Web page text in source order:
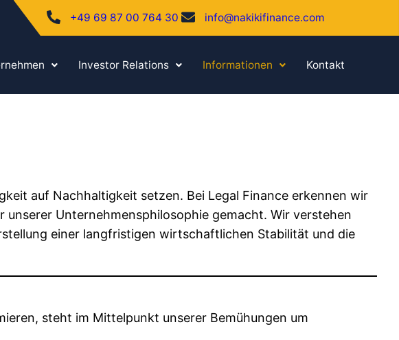
+49 69 87 00 764 30 info@nakikifinance.com
Investor Relations Informationen Kontakt
auf Nachhaltigkeit setzen. Bei Legal Finance erkennen wir
Unternehmensphilosophie gemacht. Wir verstehen
einer langfristigen wirtschaftlichen Stabilität und die
steht im Mittelpunkt unserer Bemühungen um